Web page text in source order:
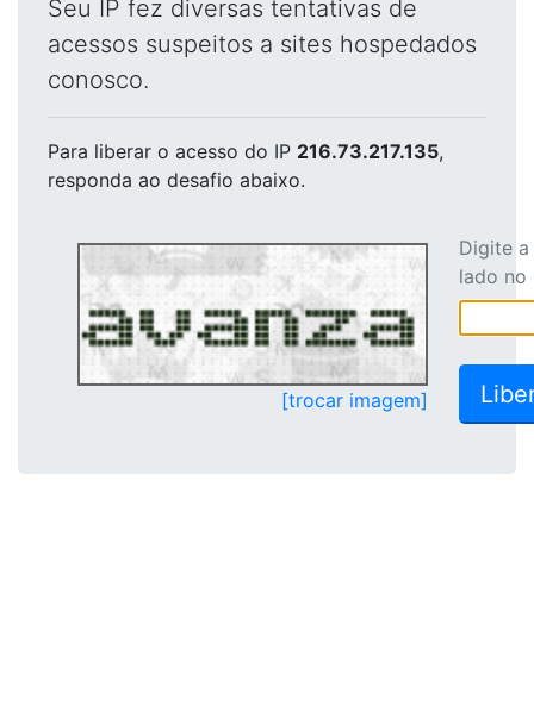
Seu IP fez diversas tentativas de
acessos suspeitos a sites hospedados
conosco.
Para liberar o acesso do IP 216.73.217.135,
responda ao desafio abaixo.
[trocar imagem]
Digite
lado no